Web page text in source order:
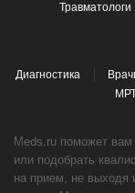
Травматологи
Диагностика
Meds.ru поможет вам
или подобрать
на прием, не выходя